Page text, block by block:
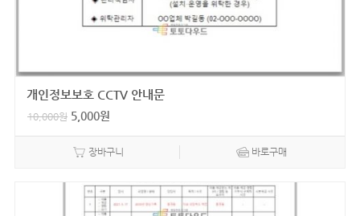
개인정보보호 CCTV 안내문
10,000원 5,000원
장바구니 바로구매